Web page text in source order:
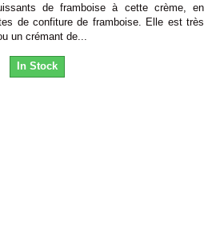
de framboise à cette crème, en
de confiture de framboise. Elle est très
un crémant de...
In Stock